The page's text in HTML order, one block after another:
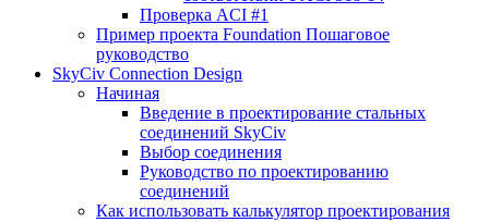
Проверка ACI #1
Пример проекта Foundation Пошаговое
руководство
SkyCiv Connection Design
Начиная
Введение в проектирование стальных
соединений SkyCiv
Выбор соединения
Руководство по проектированию
соединений
Как использовать калькулятор проектирования